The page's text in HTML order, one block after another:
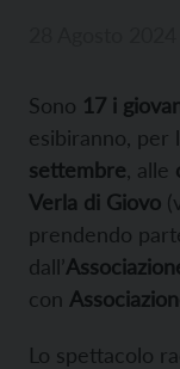
Sono 17 i
esibiranno, per
settembre , alle
Verla di Giovo
prendendo
dall’
con
Lo spettacolo